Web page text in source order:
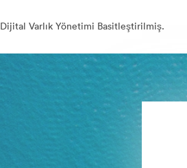
Dijital Varlık Yönetimi Basitleştirilmiş.